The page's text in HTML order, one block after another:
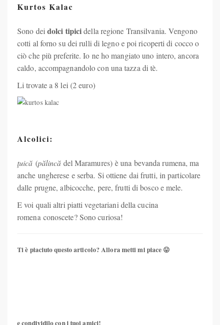
Kurtos Kalac
Sono dei dolci tipicidella regione Transilvania. Vengono
cotti al forno su dei rulli di legno e poi ricoperti di cocco o
ciò che più preferite. Io ne ho mangiato uno intero, ancora
caldo, accompagnandolo con una tazza di tè.
Li trovate a 8 lei (2 euro)
Alcolici:
ţuică (pălincă del Maramures) è una bevanda rumena, ma
anche ungherese e serba. Si ottiene dai frutti, in particolare
dalle prugne, albicocche, pere, frutti di bosco e mele.
E voi quali altri piatti vegetariani della cucina
romena conoscete? Sono curiosa!
Ti è piaciuto questo articolo? Allora metti mi piace 😛
e condividilo con i tuoi amici!